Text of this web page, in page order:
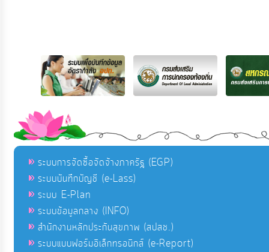
ระบบการจัดซื้อจัดจ้างภาครัฐ (EGP)
ระบบบันทึกบัญชี (e-Lass)
ระบบ E-Plan
ระบบข้อมูลกลาง (INFO)
สำนักงานหลักประกันสุขภาพ (สปสช.)
ระบบแบบฟอร์มอิเล็กทรอนิกส์ (e-Report)